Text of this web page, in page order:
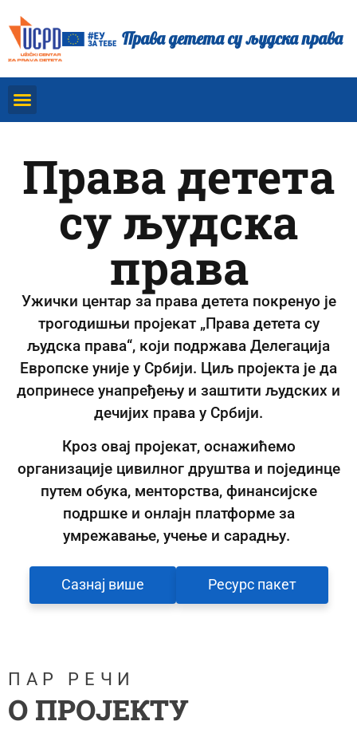
Права детета су људска права
Права детета
су људска
права
Ужички центар за права детета покренуо је
трогодишњи пројекат „Права детета су
људска права“, који подржава Делегација
Европске уније у Србији. Циљ пројекта је да
допринесе унапређењу и заштити људских и
дечијих права у Србији.
Кроз овај пројекат, оснажићемо
организације цивилног друштва и појединце
путем обука, менторства, финансијске
подршке и онлајн платформе за
умрежавање, учење и сарадњу.
Сазнај више Ресурс пакет
ПАР РЕЧИ
О ПРОЈЕКТУ